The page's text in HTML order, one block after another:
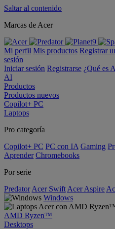
Saltar al contenido
Marcas de Acer
Mi perfil Mis productos Registrar
sesión
Iniciar sesión Registrarse ¿Qué es
AI
Productos
Productos nuevos
Copilot+ PC
Laptops
Pro categoría
Copilot+ PC PC con IA Gaming
Aprender Chromebooks
Por serie
Predator Acer Swift Acer Aspire
Windows
AMD Ryzen™
Desktops